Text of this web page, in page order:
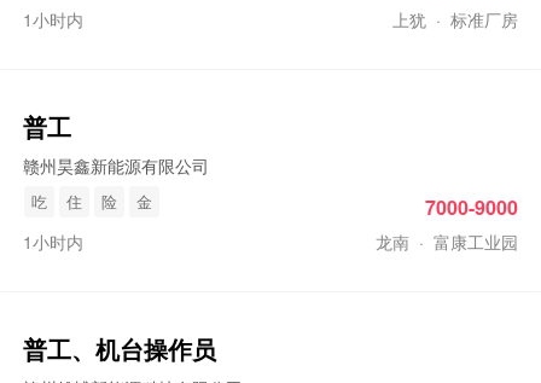
1小时内 上犹 · 标准厂房
普工
赣州昊鑫新能源有限公司
吃 住 险 金
1小时内 龙南 · 富康工业园
7000-9000
普工、机台操作员